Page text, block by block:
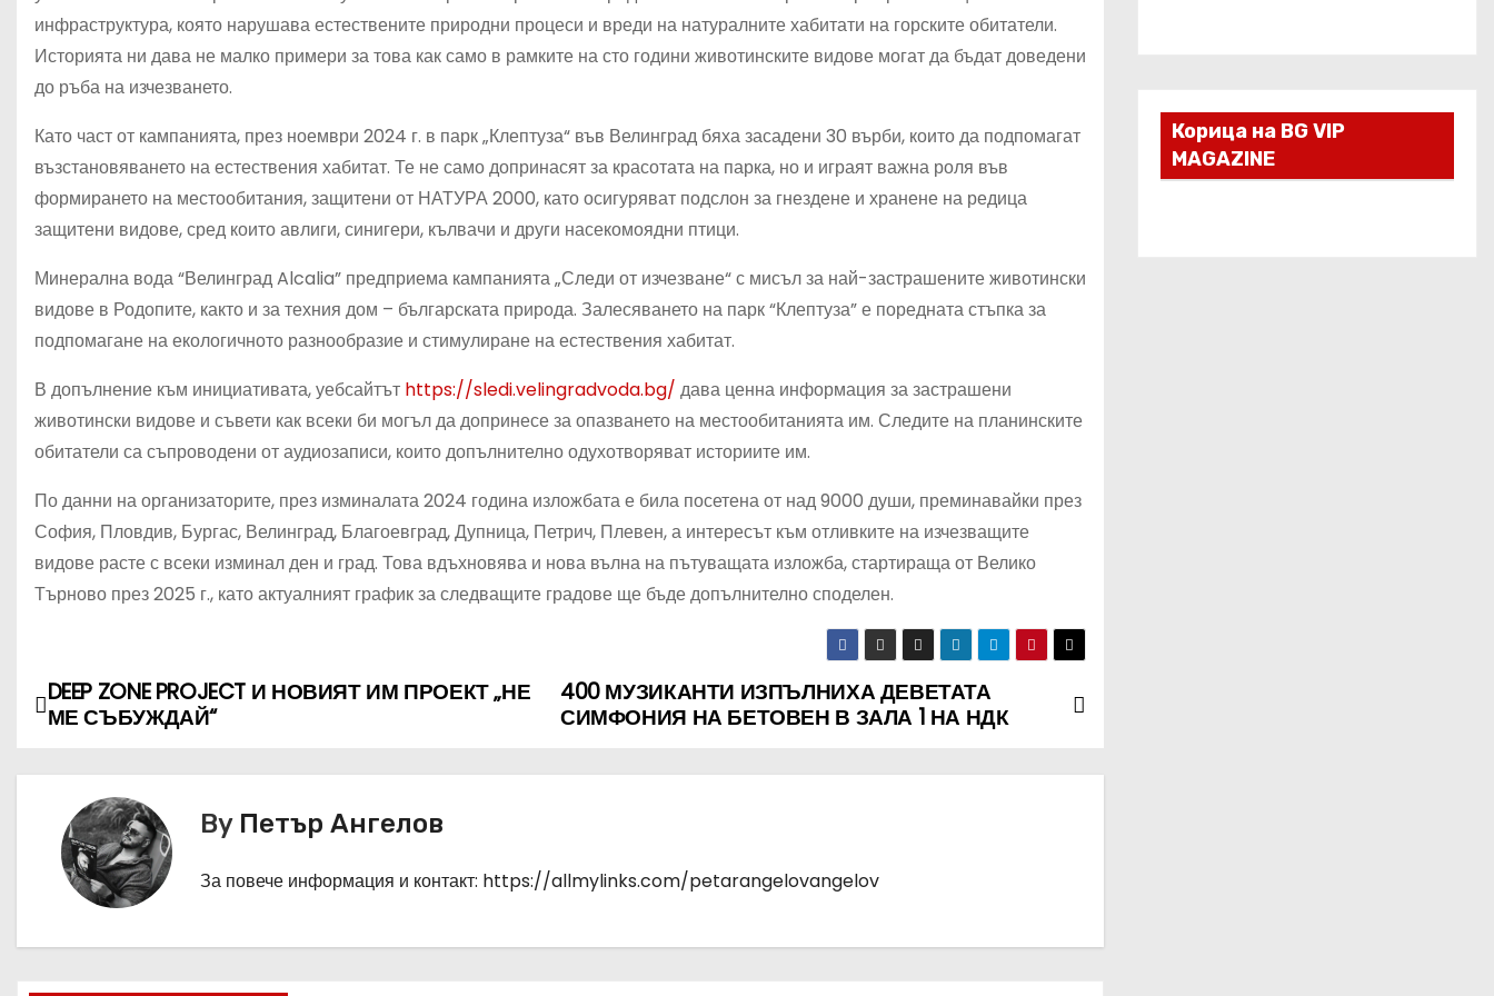
инфраструктура, която нарушава естествените природни процеси и вреди на натуралните хабитати на горските обитатели.
Историята ни дава не малко примери за това как само в рамките на сто години животинските видове могат да бъдат доведени
до ръба на изчезването.
Като част от кампанията, през ноември 2024 г. в парк „Клептуза“ във Велинград бяха засадени 30 върби, които да подпомагат
възстановяването на естествения хабитат. Те не само допринасят за красотата на парка, но и играят важна роля във
формирането на местообитания, защитени от НАТУРА 2000, като осигуряват подслон за гнездене и хранене на редица
защитени видове, сред които авлиги, синигери, кълвачи и други насекомоядни птици.
Минерална вода “Велинград Alcalia” предприема кампанията „Следи от изчезване“ с мисъл за най-застрашените животински
видове в Родопите, както и за техния дом – българската природа. Залесяването на парк “Клептуза” е поредната стъпка за
подпомагане на екологичното разнообразие и стимулиране на естествения хабитат.
В допълнение към инициативата, уебсайтът https://sledi.velingradvoda.bg/ дава ценна информация за застрашени
животински видове и съвети как всеки би могъл да допринесе за опазването на местообитанията им. Следите на планинските
обитатели са съпроводени от аудиозаписи, които допълнително одухотворяват историите им.
По данни на организаторите, през изминалата 2024 година изложбата е била посетена от над 9000 души, преминавайки през
София, Пловдив, Бургас, Велинград, Благоевград, Дупница, Петрич, Плевен, а интересът към отливките на изчезващите
видове расте с всеки изминал ден и град. Това вдъхновява и нова вълна на пътуващата изложба, стартираща от Велико
Търново през 2025 г., като актуалният график за следващите градове ще бъде допълнително споделен.
Н
ц
400 МУЗИКАНТИ ИЗПЪЛНИХА ДЕВЕТАТА
СИМФОНИЯ НА БЕТОВЕН В ЗАЛА 1 НА НДК
DEEP ZONE PROJECT И НОВИЯТ ИМ ПРОЕКТ „НЕ
МЕ СЪБУЖДАЙ“
By Петър Ангелов
За повече информация и контакт: https://allmylinks.com/petarangelovangelov
Корица на BG VIP
MAGAZINE